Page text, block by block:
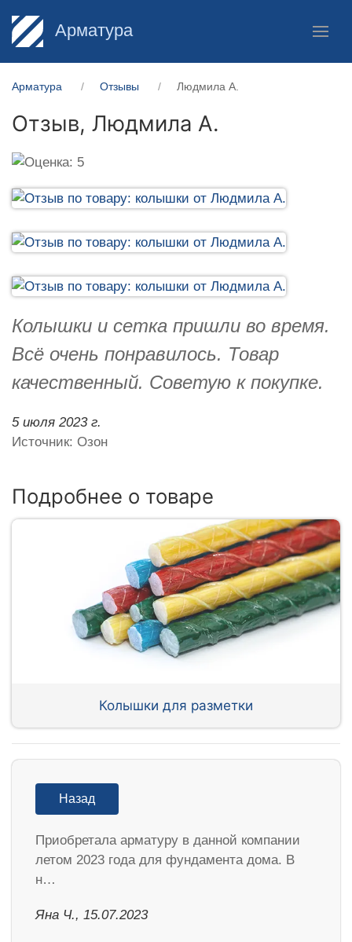
Арматура
Арматура Отзывы Людмила А.
Отзыв, Людмила А.
Колышки и сетка пришли во время.
Всё очень понравилось. Товар
качественный. Советую к покупке.
5 июля 2023 г.
Источник: Озон
Подробнее о товаре
Колышки для разметки
Назад
Приобретала арматуру в данной компании
летом 2023 года для фундамента дома. В
н…
Яна Ч., 15.07.2023